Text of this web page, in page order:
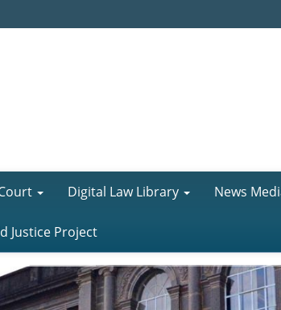
Digital Law Library News
Justice Project